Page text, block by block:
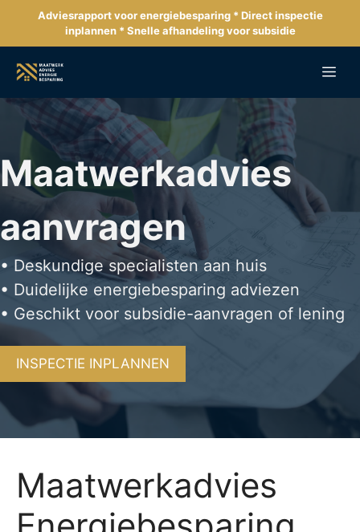
de
inhoud
Adviesrapport voor energiebesparing * Direct inspectie
inplannen * Snelle afhandeling voor subsidie
Maatwerkadvies
aanvragen
• Deskundige specialisten aan huis
• Duidelijke energiebesparing adviezen
• Geschikt voor subsidie-aanvragen of lening
INSPECTIE INPLANNEN
Maatwerkadvies